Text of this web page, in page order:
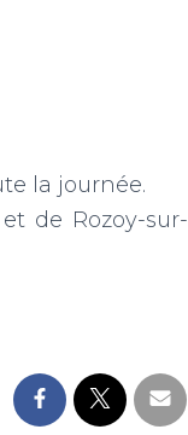
la journée.
de Rozoy-sur-